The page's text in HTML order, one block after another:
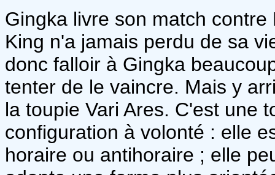
Gingka livre son match
King n'a jamais perdu de sa
donc falloir à Gingka
tenter de le vaincre. Mais y
la toupie Vari Ares. C'est une
configuration à volonté : elle
horaire ou antihoraire ; elle